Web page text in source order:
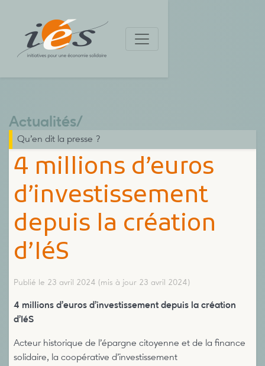
4 millions d’euros
d’investissement
depuis la création
d’IéS
Publié le 23 avril 2024 (mis à jour 23 avril 2024)
4 millions d’euros d’investissement depuis la création
d’IéS
Acteur historique de l’épargne citoyenne et de la finance
solidaire, la coopérative d’investissement
Actualités/
Qu’en dit la presse ?